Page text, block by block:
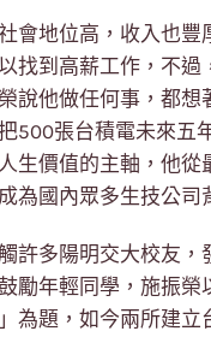
會地位高，收入也
找到高薪工作，不
說他做任何事，都想
500張台積電未來五
生價值的主軸，他從
為國內眾多生技公司
許多陽明交大校友
勵年輕同學，施振榮
為題，如今兩所建